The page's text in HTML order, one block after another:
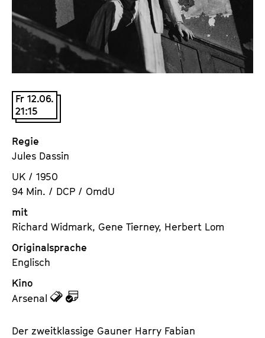
t
u
t
.
Fr 12.06.
21:15
Regie
Jules Dassin
UK / 1950
94 Min. / DCP / OmdU
mit
Richard Widmark, Gene Tierney, Herbert Lom
Originalsprache
Englisch
Kino
Arsenal
z
d
d
Der zweitklassige Gauner Harry Fabian